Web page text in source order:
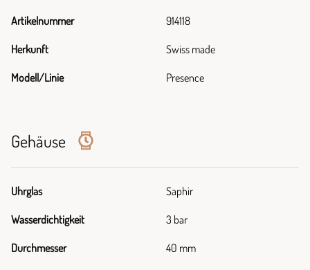
Artikelnummer 914118
Herkunft Swiss made
Modell/Linie Presence
Gehäuse
Uhrglas Saphir
Wasserdichtigkeit 3 bar
Durchmesser 40 mm